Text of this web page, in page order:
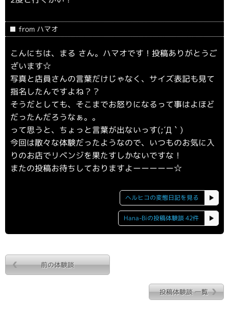
from ハマオ
こんにちは、まる さん。ハマオです！投稿ありがとうご
ざいます☆
写真と店員さんの言葉だけじゃなく、サイズ表記も見て
指名したんですよね？？
そうだとしても、そこまでお怒りになるって事はよほど
だったんだろうなぁ。。
って思うと、ちょっと言葉が出ないっす(;´Д｀)
今回は散々な体験だったようなので、いつものお気に入
りのお店でリベンジを果たすしかないですな！
またの投稿お待ちしておりますよーーーーー☆
ヘルヒコの変態日記を見る
Hana-Biの投稿体験談 42件
前の体験談
投稿体験談 一覧